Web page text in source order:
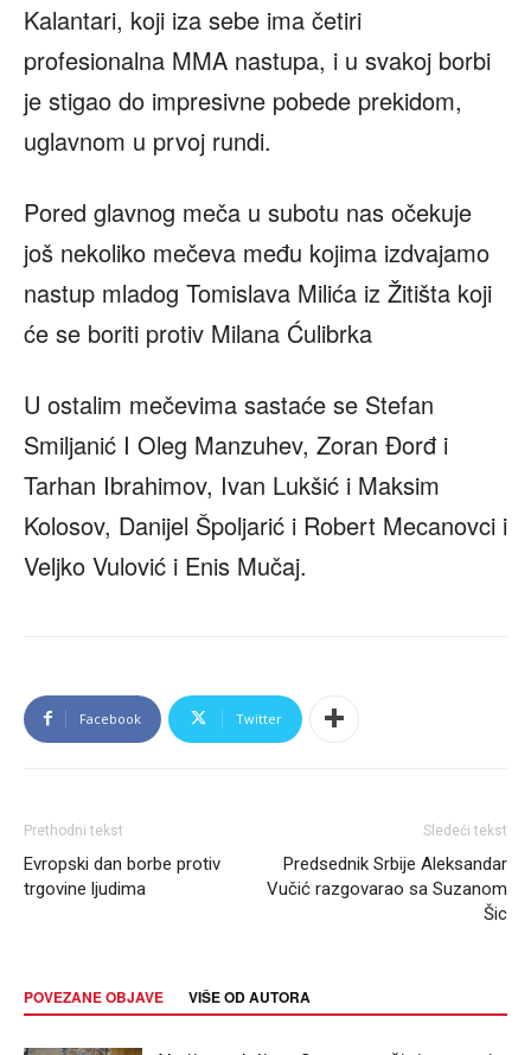
Kalantari, koji iza sebe ima četiri
profesionalna MMA nastupa, i u svakoj borbi
je stigao do impresivne pobede prekidom,
uglavnom u prvoj rundi.
Pored glavnog meča u subotu nas očekuje
još nekoliko mečeva među kojima izdvajamo
nastup mladog Tomislava Milića iz Žitišta koji
će se boriti protiv Milana Ćulibrka
U ostalim mečevima sastaće se Stefan
Smiljanić I Oleg Manzuhev, Zoran Đorđ i
Tarhan Ibrahimov, Ivan Lukšić i Maksim
Kolosov, Danijel Špoljarić i Robert Mecanovci i
Veljko Vulović i Enis Mučaj.
Facebook Twitter
Prethodni tekst
Evropski dan borbe protiv
trgovine ljudima
Sledeći tekst
Predsednik Srbije Aleksandar
Vučić razgovarao sa Suzanom
Šic
POVEZANE OBJAVE VIŠE OD AUTORA